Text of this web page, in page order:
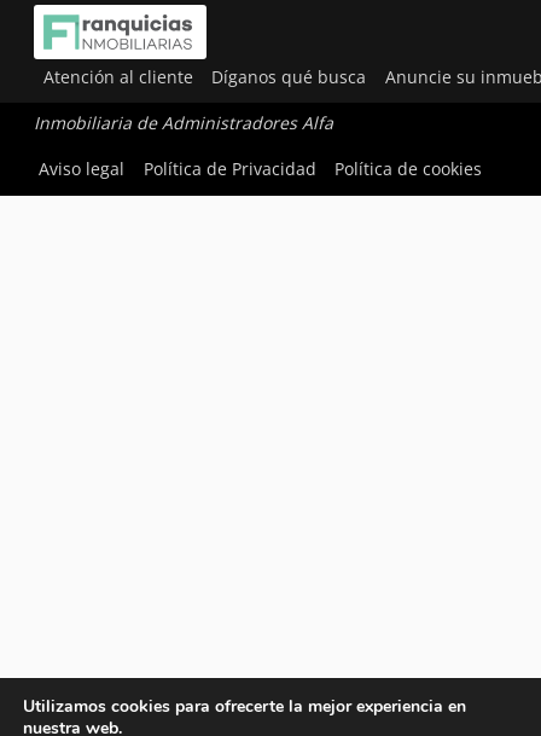
Atención al cliente Díganos qué busca Anuncie su
Inmobiliaria de Administradores Alfa
Aviso legal
Política de Privacidad Política de cookies
Utilizamos cookies para ofrecerte la mejor experiencia en
nuestra web.